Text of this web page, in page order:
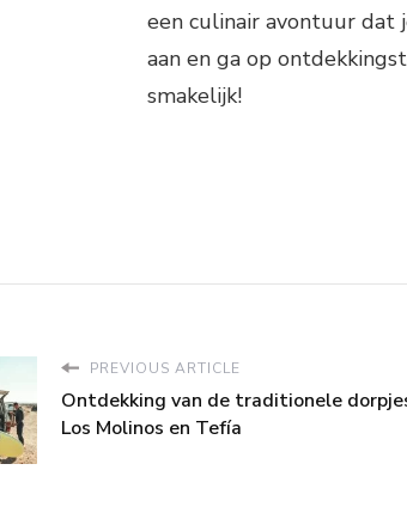
een culinair avontuur
aan en ga op
smakelijk!
PREVIOUS ARTICLE
Ontdekking van de traditionele
Los Molinos en Tefía